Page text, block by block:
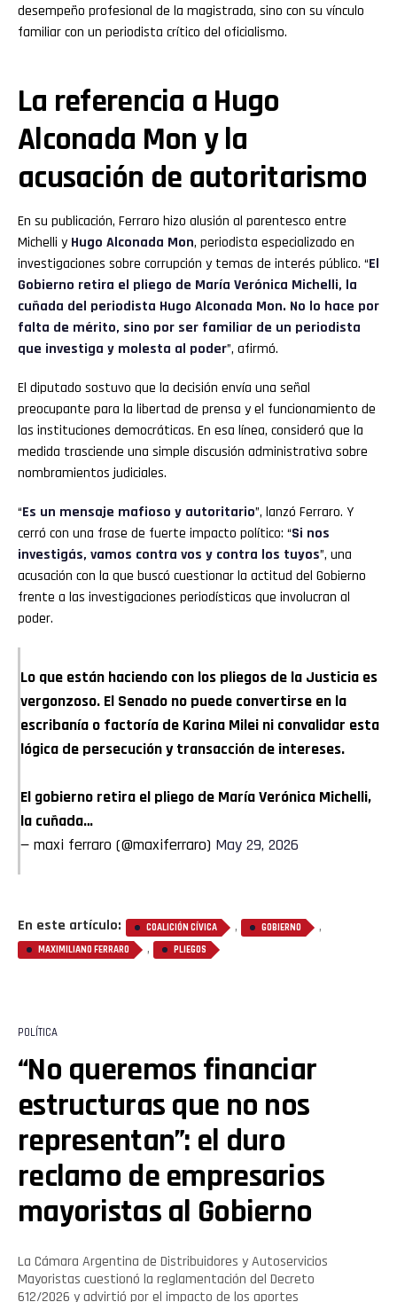
desempeño profesional de la magistrada, sino con su vínculo
familiar con un periodista crítico del oficialismo.
La referencia a Hugo
Alconada Mon y la
acusación de autoritarismo
En su publicación, Ferraro hizo alusión al parentesco entre
Michelli y Hugo Alconada Mon, periodista especializado en
investigaciones sobre corrupción y temas de interés público. “El
Gobierno retira el pliego de María Verónica Michelli, la
cuñada del periodista Hugo Alconada Mon. No lo hace por
falta de mérito, sino por ser familiar de un periodista
que investiga y molesta al poder”, afirmó.
El diputado sostuvo que la decisión envía una señal
preocupante para la libertad de prensa y el funcionamiento de
las instituciones democráticas. En esa línea, consideró que la
medida trasciende una simple discusión administrativa sobre
nombramientos judiciales.
“Es un mensaje mafioso y autoritario”, lanzó Ferraro. Y
cerró con una frase de fuerte impacto político: “Si nos
investigás, vamos contra vos y contra los tuyos”, una
acusación con la que buscó cuestionar la actitud del Gobierno
frente a las investigaciones periodísticas que involucran al
poder.
Lo que están haciendo con los pliegos de la Justicia es
vergonzoso. El Senado no puede convertirse en la
escribanía o factoría de Karina Milei ni convalidar esta
lógica de persecución y transacción de intereses.
El gobierno retira el pliego de María Verónica Michelli,
la cuñada…
— maxi ferraro (@maxiferraro) May 29, 2026
En este artículo: COALICIÓN CÍVICA , GOBIERNO ,
MAXIMILIANO FERRARO , PLIEGOS
POLÍTICA
“No queremos financiar
estructuras que no nos
representan”: el duro
reclamo de empresarios
mayoristas al Gobierno
La Cámara Argentina de Distribuidores y Autoservicios
Mayoristas cuestionó la reglamentación del Decreto
612/2026 y advirtió por el impacto de los aportes